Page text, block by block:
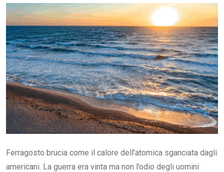
Email
Ferragosto brucia come il calore dell’atomica sganciata dagli
americani. La guerra era vinta ma non l’odio degli uomini